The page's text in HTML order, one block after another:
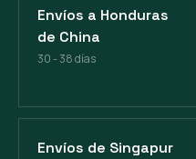
Envíos a Honduras
de China
30 - 38 días
Envíos de Singapur